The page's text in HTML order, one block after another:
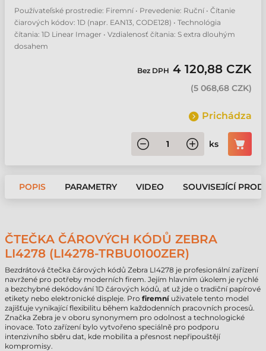
Používateľské prostredie: Firemní • Prevedenie: Ruční • Čítanie
čiarových kódov: 1D (napr. EAN13, CODE128) • Technológia
čítania: 1D Linear Imager • Vzdialenosť čítania: S extra dlouhým
dosahem
Bez DPH 4 120,88 CZK
(5 068,68 CZK)
Prichádza
ks
POPIS PARAMETRY VIDEO SOUVISEJÍCÍ
ČTEČKA ČÁROVÝCH KÓDŮ ZEBRA
LI4278 (LI4278-TRBU0100ZER)
Bezdrátová čtečka čárových kódů Zebra LI4278 je profesionální zařízení
navržené pro potřeby moderních firem. Jejím hlavním úkolem je rychlé
a bezchybné dekódování 1D čárových kódů, ať už jde o tradiční papírové
etikety nebo elektronické displeje. Pro firemní uživatele tento model
zajišťuje vynikající flexibilitu během každodenních pracovních procesů.
Značka Zebra je v oboru synonymem pro odolnost a technologické
inovace. Toto zařízení bylo vytvořeno speciálně pro podporu
intenzivního sběru dat, kde mobilita a přesnost nepřipouštějí
kompromisy.